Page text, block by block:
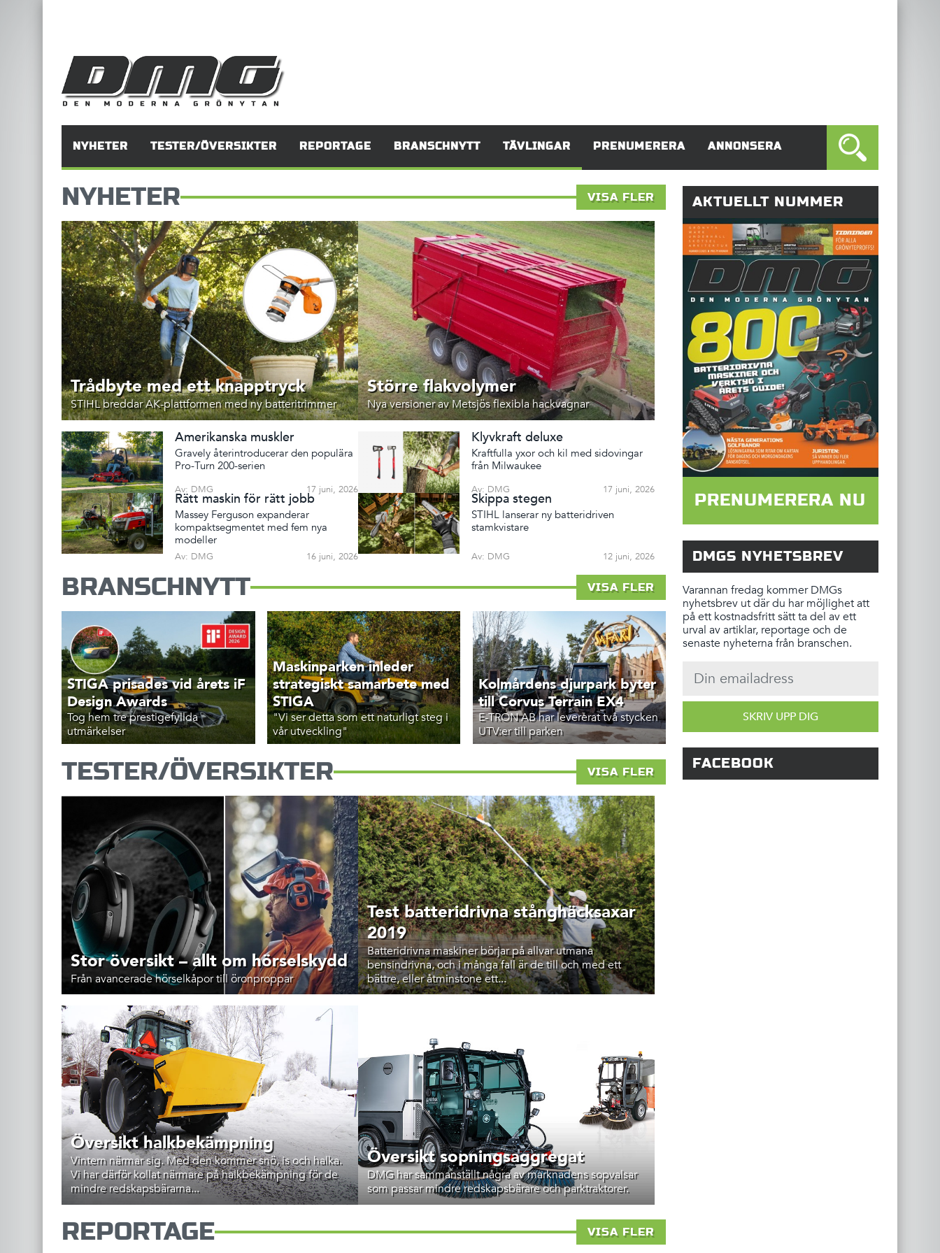
NYHETER TESTER/ÖVERSIKTER REPORTAGE BRANSCHNYTT TÄVLINGAR PRENUMERERA ANNONSERA
NYHETER VISA FLER
Trådbyte med ett knapptryck
STIHL breddar AK-plattformen med ny batteritrimmer
Större flakvolymer
Nya versioner av Metsjös flexibla hackvagnar
Amerikanska muskler
Gravely återintroducerar den populära
Pro-Turn 200-serien
Av: DMG 17 juni, 2026
Klyvkraft deluxe
Kraftfulla yxor och kil med sidovingar
från Milwaukee
Av: DMG 17 juni, 2026
Rätt maskin för rätt jobb
Massey Ferguson expanderar
kompaktsegmentet med fem nya
modeller
Av: DMG 16 juni, 2026
Skippa stegen
STIHL lanserar ny batteridriven
stamkvistare
Av: DMG 12 juni, 2026
BRANSCHNYTT VISA FLER
STIGA prisades vid årets iF
Design Awards
Tog hem tre prestigefyllda
utmärkelser
Maskinparken inleder
strategiskt samarbete med
STIGA
"Vi ser detta som ett naturligt steg i
vår utveckling"
Kolmårdens djurpark byter
till Corvus Terrain EX4
E-TRON AB har levererat två stycken
UTV:er till parken
TESTER/ÖVERSIKTER VISA FLER
Stor översikt – allt om hörselskydd
Från avancerade hörselkåpor till öronproppar
Test batteridrivna stånghäcksaxar
2019
Batteridrivna maskiner börjar på allvar utmana
bensindrivna, och i många fall är de till och med ett
bättre, eller åtminstone ett...
Översikt halkbekämpning
Vintern närmar sig. Med den kommer snö, is och halka.
Vi har därför kollat närmare på halkbekämpning för de
mindre redskapsbärarna...
Översikt sopningsaggregat
DMG har sammanställt några av marknadens sopvalsar
som passar mindre redskapsbärare och parktraktorer.
REPORTAGE VISA FLER
AKTUELLT NUMMER
PRENUMERERA NU
DMGS NYHETSBREV
Varannan fredag kommer DMGs
nyhetsbrev ut där du har möjlighet att
på ett kostnadsfritt sätt ta del av ett
urval av artiklar, reportage och de
senaste nyheterna från branschen.
SKRIV UPP DIG
FACEBOOK